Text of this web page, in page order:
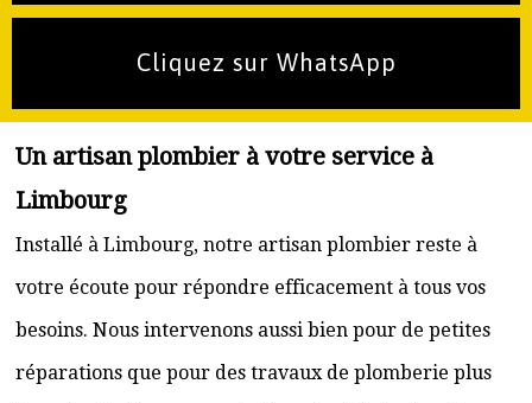
Cliquez sur WhatsApp
Un artisan plombier à votre service à
Limbourg
Installé à Limbourg, notre artisan plombier reste à
votre écoute pour répondre efficacement à tous vos
besoins. Nous intervenons aussi bien pour de petites
réparations que pour des travaux de plomberie plus